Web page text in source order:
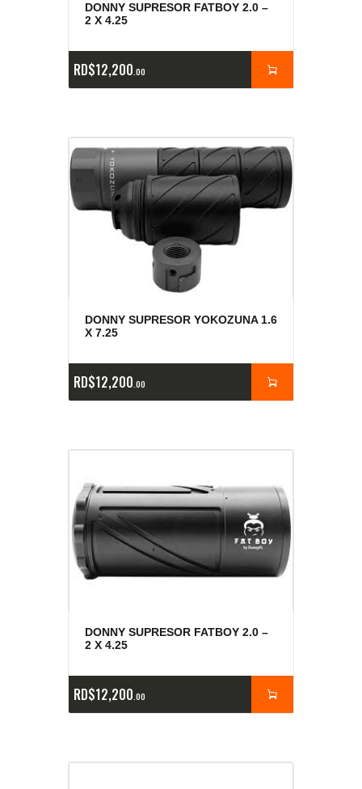
DONNY SUPRESOR FATBOY 2.0 –
2 X 4.25
RD$12,200 00
DONNY SUPRESOR YOKOZUNA 1.6
X 7.25
RD$12,200 00
DONNY SUPRESOR FATBOY 2.0 –
2 X 4.25
RD$12,200 00